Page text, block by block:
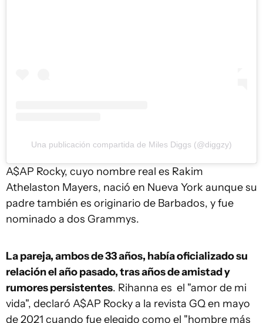
Una publicación compartida de Miles Diggs (@diggzy)
A$AP Rocky, cuyo nombre real es Rakim
Athelaston Mayers, nació en Nueva York aunque su
padre también es originario de Barbados, y fue
nominado a dos Grammys.
La pareja, ambos de 33 años, había oficializado su
relación el año pasado, tras años de amistad y
rumores persistentes. Rihanna es el "amor de mi
vida", declaró A$AP Rocky a la revista GQ en mayo
de 2021 cuando fue elegido como el "hombre más